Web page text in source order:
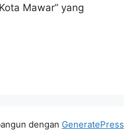
Mawar” yang
dengan GeneratePress